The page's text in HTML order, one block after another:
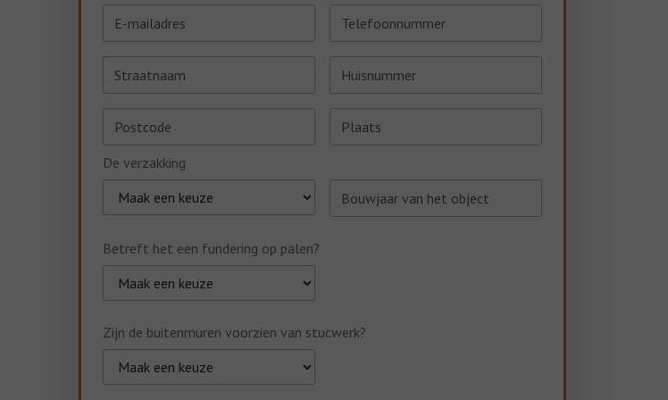
De verzakking
Betreft het een fundering op palen?
Zijn de buitenmuren voorzien van stucwerk?